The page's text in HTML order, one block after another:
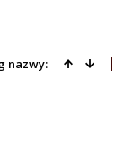
nazwy: